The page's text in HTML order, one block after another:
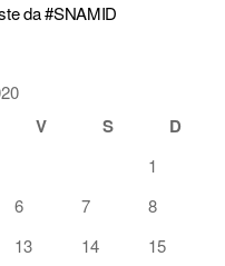
da #SNAMID
V S D
1
6 7
8
13 14
15